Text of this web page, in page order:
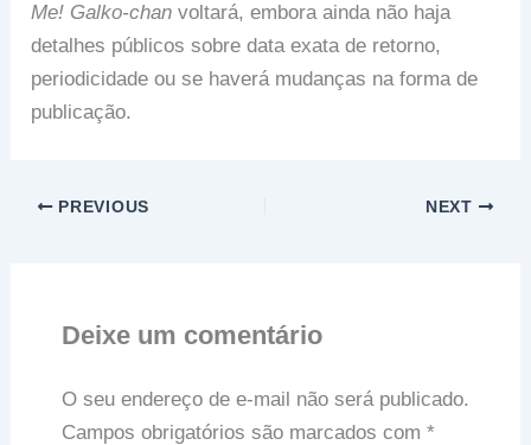
Me! Galko-chan voltará, embora ainda não haja
detalhes públicos sobre data exata de retorno,
periodicidade ou se haverá mudanças na forma de
publicação.
PREVIOUS NEXT
Deixe um comentário
O seu endereço de e-mail não será publicado.
Campos obrigatórios são marcados com *